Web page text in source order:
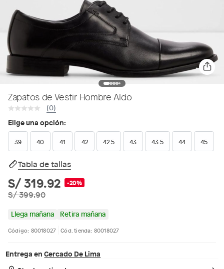
Zapatos de Vestir Hombre Aldo
(0)
Elige una opción:
39 40 41 42 42.5 43 43.5 44 45
Tabla de tallas
S/ 319.92 -20%
S/ 399.90
Llega mañana Retira mañana
Código: 80018027 Cód. tienda: 80018027
Entrega en Cercado De Lima